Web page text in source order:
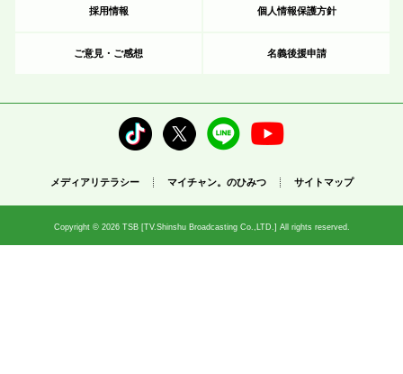
採用情報 個人情報保護方針
ご意見・ご感想 名義後援申請
メディアリテラシー マイチャン。のひみつ サイトマップ
Copyright © 2026 TSB [TV.Shinshu Broadcasting Co.,LTD.] All rights reserved.